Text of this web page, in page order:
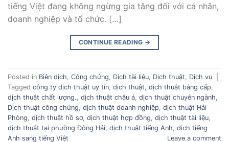
tiếng Việt đang không ngừng gia tăng đối với cá nhân,
doanh nghiệp và tổ chức. […]
CONTINUE READING →
Posted in Biên dịch, Công chứng, Dịch tài liệu, Dịch thuật, Dịch vụ
Tagged công ty dịch thuật uy tín, dịch thuật, dịch thuật bằng cấp,
dịch thuật chất lượng., dịch thuật châu á, dịch thuật chuyên ngành,
Dịch thuật công chứng, dịch thuật doanh nghiệp, dịch thuật Hải
Phòng, dịch thuật hồ sơ, dịch thuật hợp đồng, dịch thuật tài liệu,
dịch thuật tại phường Đông Hải, dịch thuật tiếng Anh, dịch tiếng
Anh sang tiếng Việt
Leave a comment